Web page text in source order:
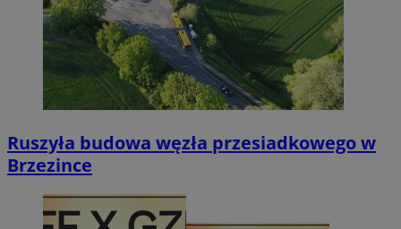
Ruszyła budowa węzła przesiadkowego w
Brzezince